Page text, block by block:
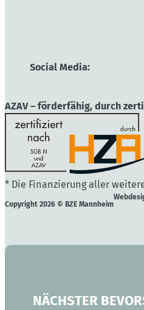
Social Media:
AZAV – förderfähig, durch
* Die Finanzierung aller
Copyright 2026 © BZE Mannheim
NÄCHSTER